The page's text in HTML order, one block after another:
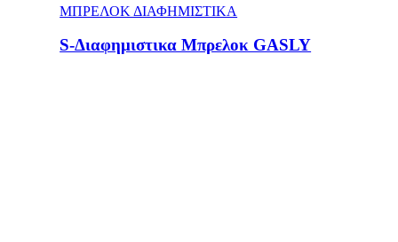
ΜΠΡΕΛΟΚ ΔΙΑΦΗΜΙΣΤΙΚΑ
S-Διαφημιστικα Μπρελοκ GASLY